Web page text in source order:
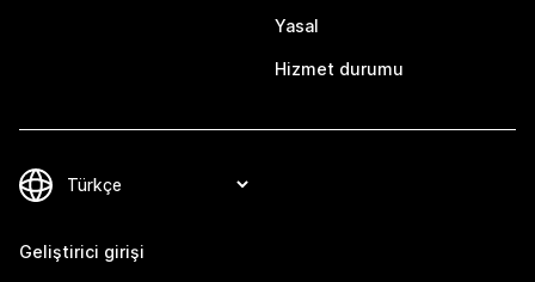
Yasal
Hizmet durumu
Geliştirici girişi